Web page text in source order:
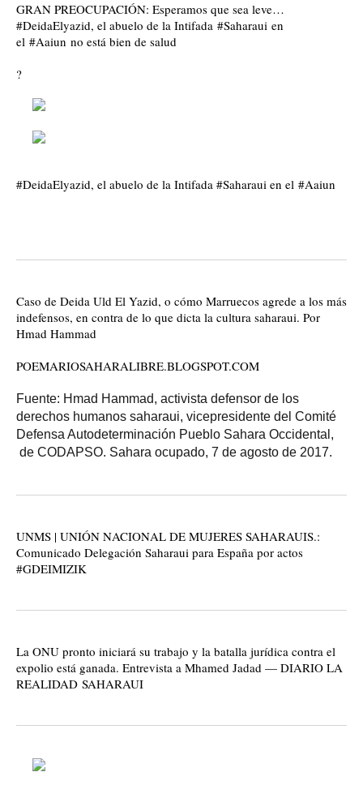
GRAN PREOCUPACIÓN: Esperamos que sea leve…
#DeidaElyazid, el abuelo de la Intifada #Saharaui en
el #Aaiun no está bien de salud
?
#DeidaElyazid, el abuelo de la Intifada #Saharaui en el #Aaiun
Caso de Deida Uld El Yazid, o cómo Marruecos agrede a los más
indefensos, en contra de lo que dicta la cultura saharaui. Por
Hmad Hammad
POEMARIOSAHARALIBRE.BLOGSPOT.COM
Fuente: Hmad Hammad, activista defensor de los
derechos humanos saharaui, vicepresidente del Comité
Defensa Autodeterminación Pueblo Sahara Occidental,
de CODAPSO. Sahara ocupado, 7 de agosto de 2017.
UNMS | UNIÓN NACIONAL DE MUJERES SAHARAUIS.:
Comunicado Delegación Saharaui para España por actos
#GDEIMIZIK
La ONU pronto iniciará su trabajo y la batalla jurídica contra el
expolio está ganada. Entrevista a Mhamed Jadad — DIARIO LA
REALIDAD SAHARAUI